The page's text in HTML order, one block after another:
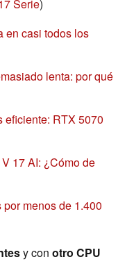
Serie)
en casi todos los
lenta: por qué
eficiente: RTX 5070
17 AI: ¿Cómo de
menos de 1.400
y con otro CPU